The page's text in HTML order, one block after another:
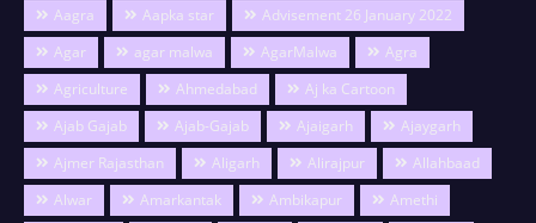
Aagra Aapka star
Advisement 26 January 2022
Agar
agar malwa AgarMalwa
Agra
Agriculture
Ahmedabad
Aj ka Cartoon
Ajab Gajab
Ajab-Gajab Ajaigarh
Ajaygarh
Ajmer Rajasthan
Aligarh Alirajpur
Allahbaad
Alwar
Amarkantak Ambikapur Amethi